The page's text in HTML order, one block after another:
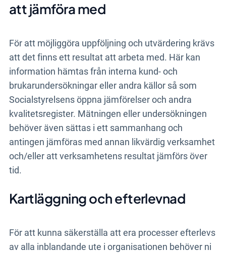
att jämföra med
För att möjliggöra uppföljning och utvärdering krävs
att det finns ett resultat att arbeta med. Här kan
information hämtas från interna kund- och
brukarundersökningar eller andra källor så som
Socialstyrelsens öppna jämförelser och andra
kvalitetsregister. Mätningen eller undersökningen
behöver även sättas i ett sammanhang och
antingen jämföras med annan likvärdig verksamhet
och/eller att verksamhetens resultat jämförs över
tid.
Kartläggning och efterlevnad
För att kunna säkerställa att era processer efterlevs
av alla inblandande ute i organisationen behöver ni